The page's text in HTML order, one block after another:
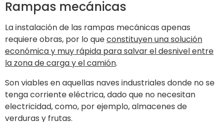
Rampas mecánicas
La instalación de las rampas mecánicas apenas
requiere obras, por lo queconstituyen una solución
económica y muy rápida para salvar el desnivel entre
la zona de carga y el camión.
Son viables en aquellas naves industriales donde no se
tenga corriente eléctrica, dado que no necesitan
electricidad, como, por ejemplo, almacenes de
verduras y frutas.